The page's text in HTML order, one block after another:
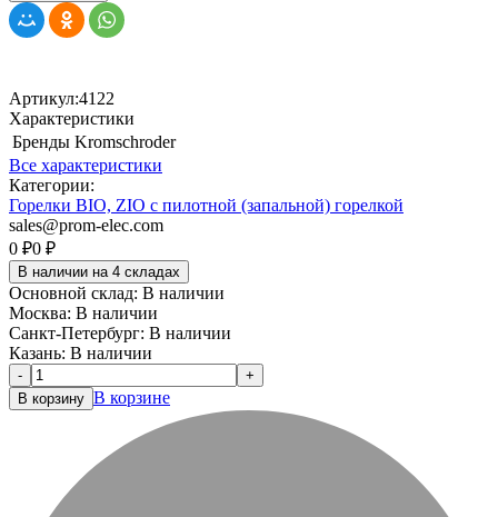
Артикул:4122
Характеристики
Бренды Kromschroder
Все характеристики
Категории:
Горелки BIO, ZIO с пилотной (запальной) горелкой
sales@prom-elec.com
0 ₽0 ₽
В наличии на 4 складах
Основной склад: В наличии
Москва: В наличии
Санкт-Петербург: В наличии
Казань: В наличии
-
+
В корзину В корзине